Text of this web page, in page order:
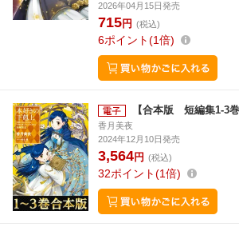
2026年04月15日発売
715円 (税込)
6ポイント 1倍
【合本版 短編集1-3
香月美夜
2024年12月10日発売
3,564円 (税込)
32ポイント 1倍